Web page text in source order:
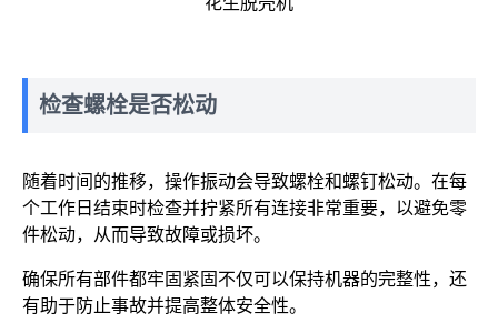
检查螺栓是否松动
随着时间的推移，操作振动会导致螺栓和螺钉松动。在每
个工作日结束时检查并拧紧所有连接非常重要，以避免零
件松动，从而导致故障或损坏。
确保所有部件都牢固紧固不仅可以保持机器的完整性，还
有助于防止事故并提高整体安全性。